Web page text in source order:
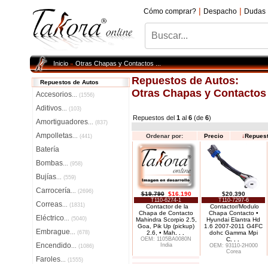
Cómo comprar? | Despacho | Dudas
Inicio»Otras Chapas y Contactos ...
Repuestos de Autos
Accesorios... (1556)
Aditivos... (103)
Amortiguadores... (837)
Ampolletas... (441)
Batería
Bombas... (958)
Bujías... (559)
Carrocería... (2696)
Correas... (1831)
Eléctrico... (5040)
Embrague... (678)
Encendido... (1086)
Faroles... (1555)
Repuestos de Autos:
Otras Chapas y Contactos
Repuestos del 1 al 6 (de 6)
Ordenar por: Precio ↓
$19.790 $16.190
T110-6274-1
Contactor de la
Chapa de Contacto
Mahindra Scorpio 2.5,
Goa, Pik Up (pickup)
2.6, • Mah
OEM: 1105BA0080N
India
$20.390
T110-7297-6
Contactor/Modulo
Chapa Contacto •
Hyundai Elantra Hd
1.6 2007-2011 G4FC
dohc Gamma Mpi
C. . .
OEM: 93110-2H000
Corea